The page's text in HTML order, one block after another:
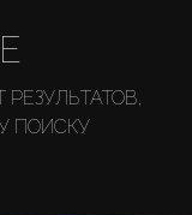
ПОИСКУ